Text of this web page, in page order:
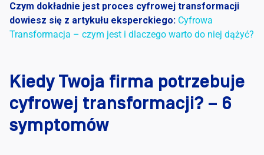
Czym dokładnie jest proces cyfrowej transformacji
dowiesz się z artykułu eksperckiego: Cyfrowa
Transformacja – czym jest i dlaczego warto do niej dążyć?
Kiedy Twoja firma potrzebuje
cyfrowej transformacji? – 6
symptomów